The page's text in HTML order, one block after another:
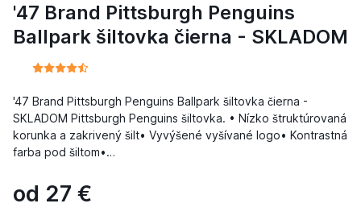
'47 Brand Pittsburgh Penguins
Ballpark šiltovka čierna - SKLADOM
'47 Brand Pittsburgh Penguins Ballpark šiltovka čierna -
SKLADOM Pittsburgh Penguins šiltovka. • Nízko štruktúrovaná
korunka a zakrivený šilt• Vyvýšené vyšívané logo• Kontrastná
farba pod šiltom•…
od 27 €